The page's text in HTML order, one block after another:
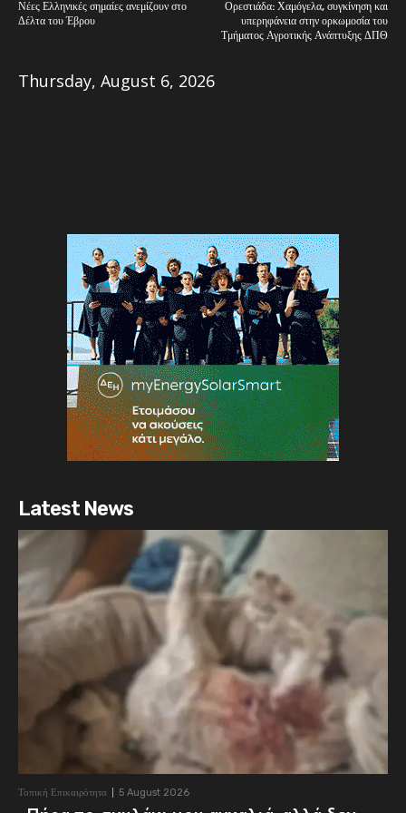
Νέες Ελληνικές σημαίες ανεμίζουν στο
Δέλτα του Έβρου
Ορεστιάδα: Χαμόγελα, συγκίνηση και
υπερηφάνεια στην ορκωμοσία του
Τμήματος Αγροτικής Ανάπτυξης ΔΠΘ
Thursday, August 6, 2026
Latest News
Τοπική Επικαιρότητα 5 August 2026